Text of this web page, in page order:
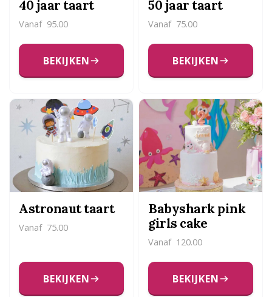
40 jaar taart
Vanaf 95.00
BEKIJKEN
50 jaar taart
Vanaf 75.00
BEKIJKEN
Astronaut taart
Vanaf 75.00
BEKIJKEN
Babyshark pink
girls cake
Vanaf 120.00
BEKIJKEN